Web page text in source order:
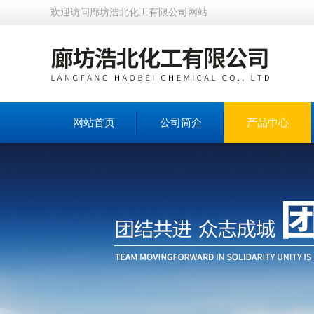
欢迎访问廊坊浩北化工有限公司网站
网站首页 公司简介 产品中心